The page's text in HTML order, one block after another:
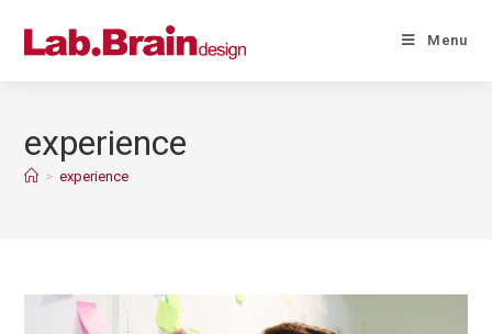
Menu
experience
> experience